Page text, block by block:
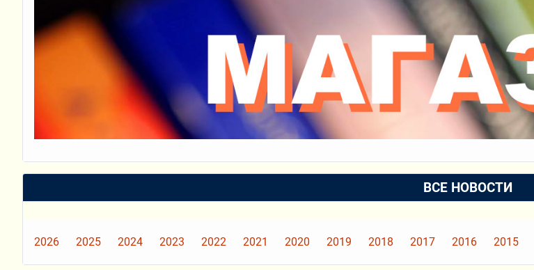
ВСЕ НОВОСТИ
2026 2025 2024 2023 2022 2021 2020 2019 2018 2017 2016 2015